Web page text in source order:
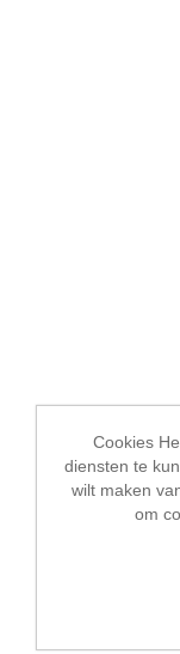
Cookies
diensten te
wilt maken
om